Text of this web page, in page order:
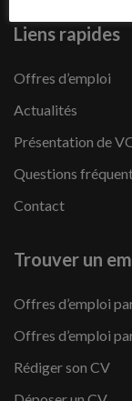
Liens rapides
Offres d’emploi
Actualités
Présentation de
Questions
Contact
Trouver un
Offres d’emploi
Offres d’emploi
Rédiger son CV